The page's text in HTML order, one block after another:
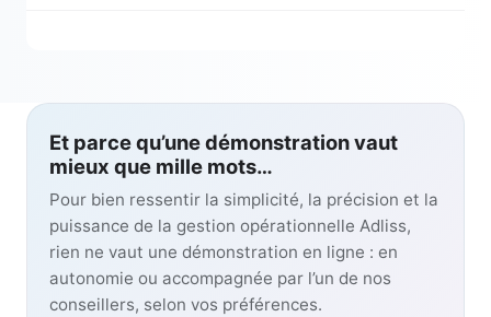
Et parce qu’une démonstration vaut
mieux que mille mots…
Pour bien ressentir la simplicité, la précision et la
puissance de la gestion opérationnelle Adliss,
rien ne vaut une démonstration en ligne : en
autonomie ou accompagnée par l’un de nos
conseillers, selon vos préférences.